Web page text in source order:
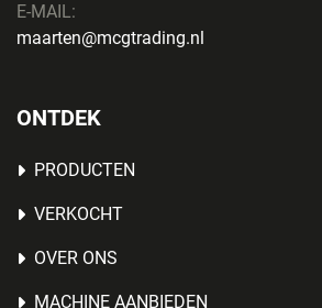
E-MAIL:
maarten@mcgtrading.nl
ONTDEK
PRODUCTEN
VERKOCHT
OVER ONS
MACHINE AANBIEDEN